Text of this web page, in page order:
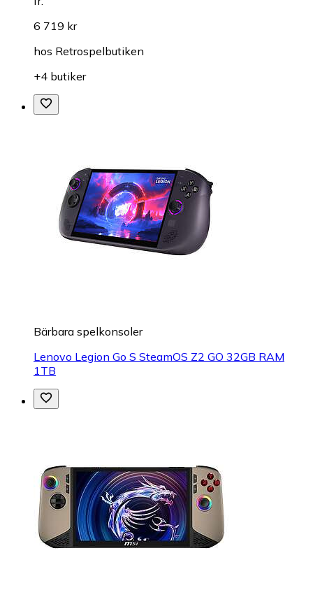
6 719 kr
hos Retrospelbutiken
+4 butiker
Bärbara spelkonsoler
Lenovo Legion Go S SteamOS Z2 GO 32GB RAM
1TB